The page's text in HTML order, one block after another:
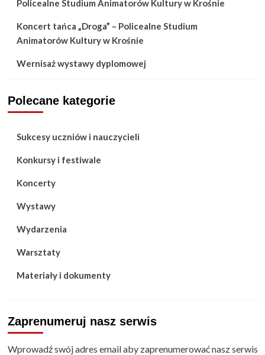
Policealne Studium Animatorów Kultury w Krośnie
Koncert tańca „Droga” – Policealne Studium
Animatorów Kultury w Krośnie
Wernisaż wystawy dyplomowej
Polecane kategorie
Sukcesy uczniów i nauczycieli
Konkursy i festiwale
Koncerty
Wystawy
Wydarzenia
Warsztaty
Materiały i dokumenty
Zaprenumeruj nasz serwis
Wprowadź swój adres email aby zaprenumerować nasz serwis